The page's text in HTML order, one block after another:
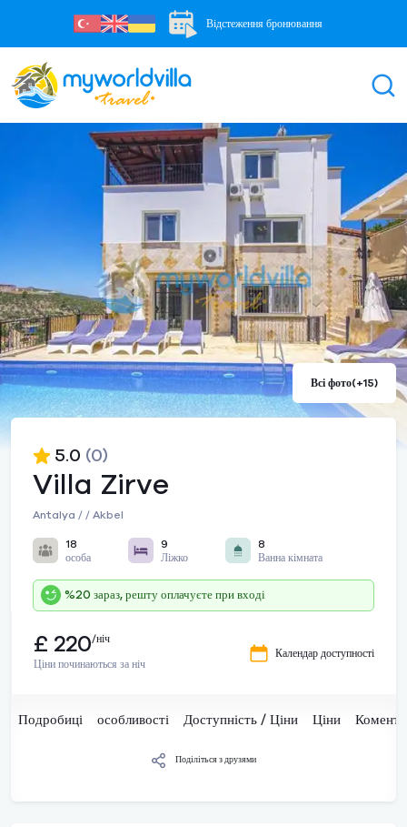
Відстеження бронювання
Всі фото(+15)
Villa Zirve
Antalya / / Akbel
5.0 (0)
18
особа
9
Ліжко
8
Ванна кімната
%20 зараз, решту оплачуєте при вході
£ 220/ніч
Ціни починаються за ніч
Календар доступності
Подробиці особливості Доступність / Ціни Ціни
Поділіться з друзями